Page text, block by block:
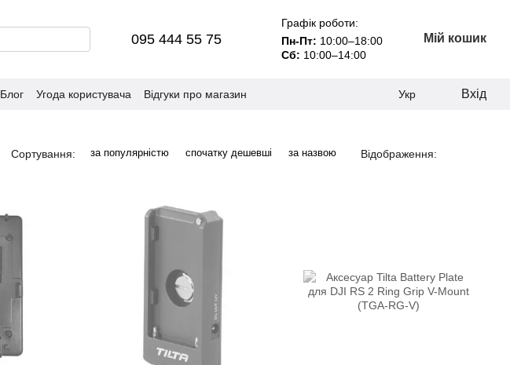
095 444 55 75
Графік роботи:
Пн-Пт: 10:00–18:00
Сб: 10:00–14:00
Мій кошик
Блог Угода користувача Відгуки про магазин Укр Вхід
Сортування: за популярністю спочатку дешевші за назвою Відображення: